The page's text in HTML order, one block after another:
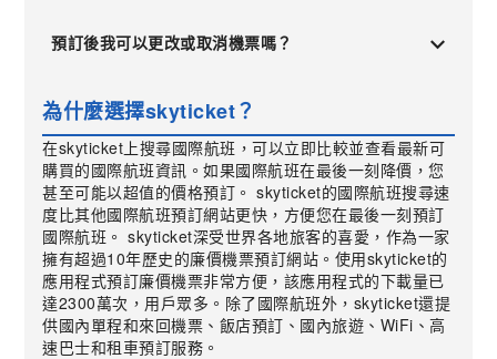
預訂後我可以更改或取消機票嗎？
為什麼選擇skyticket？
在skyticket上搜尋國際航班，可以立即比較並查看最新可
購買的國際航班資訊。如果國際航班在最後一刻降價，您
甚至可能以超值的價格預訂。 skyticket的國際航班搜尋速
度比其他國際航班預訂網站更快，方便您在最後一刻預訂
國際航班。 skyticket深受世界各地旅客的喜愛，作為一家
擁有超過10年歷史的廉價機票預訂網站。使用skyticket的
應用程式預訂廉價機票非常方便，該應用程式的下載量已
達2300萬次，用戶眾多。除了國際航班外，skyticket還提
供國內單程和來回機票、飯店預訂、國內旅遊、WiFi、高
速巴士和租車預訂服務。